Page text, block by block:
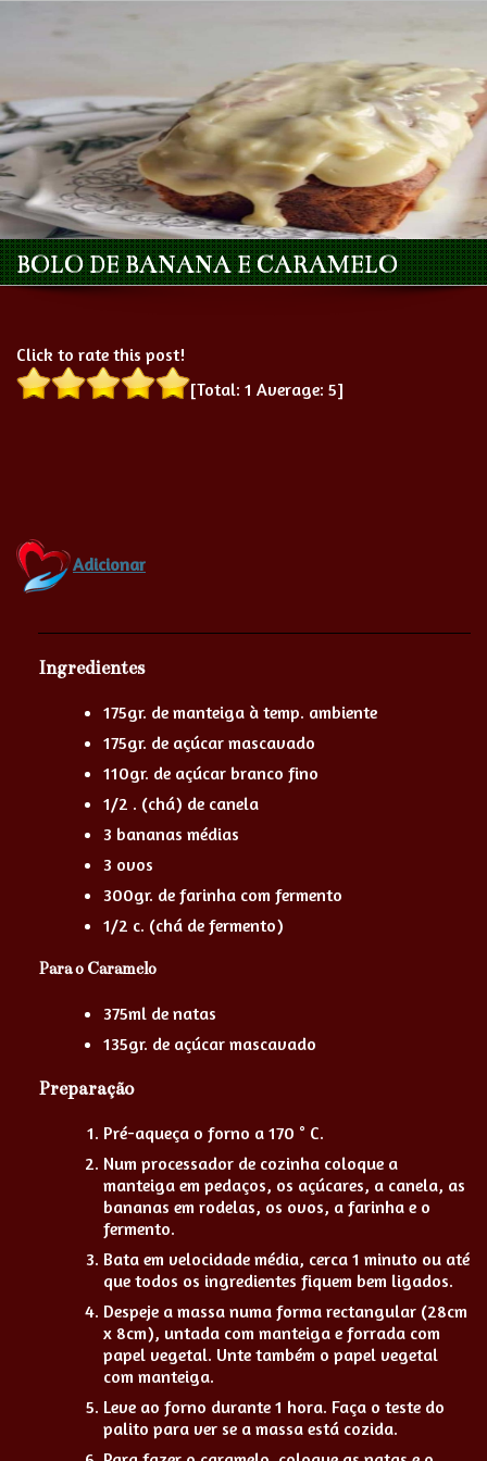
BOLO DE BANANA E CARAMELO
Click to rate this post!
[Total: 1 Average: 5]
Adicionar
Ingredientes
175gr. de manteiga à temp. ambiente
175gr. de açúcar mascavado
110gr. de açúcar branco fino
1/2 . (chá) de canela
3 bananas médias
3 ovos
300gr. de farinha com fermento
1/2 c. (chá de fermento)
Para o Caramelo
375ml de natas
135gr. de açúcar mascavado
Preparação
Pré-aqueça o forno a 170 ° C.
Num processador de cozinha coloque a
manteiga em pedaços, os açúcares, a canela, as
bananas em rodelas, os ovos, a farinha e o
fermento.
Bata em velocidade média, cerca 1 minuto ou até
que todos os ingredientes fiquem bem ligados.
Despeje a massa numa forma rectangular (28cm
x 8cm), untada com manteiga e forrada com
papel vegetal. Unte também o papel vegetal
com manteiga.
Leve ao forno durante 1 hora. Faça o teste do
palito para ver se a massa está cozida.